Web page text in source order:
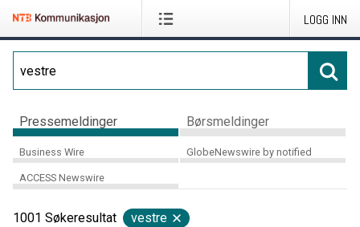
LOGG INN
Pressemeldinger Børsmeldinger
Business Wire GlobeNewswire by notified
ACCESS Newswire
1001 Søkeresultat vestre